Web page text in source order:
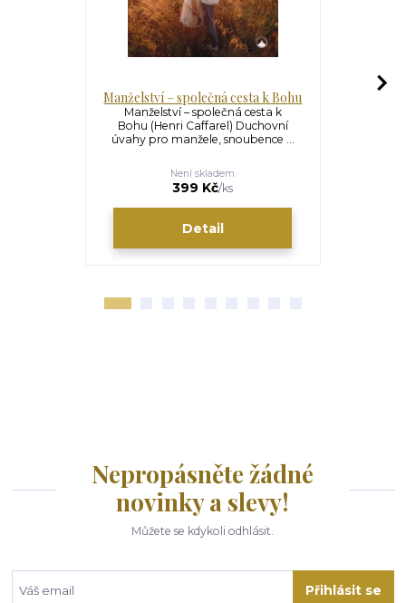
Manželství – společná cesta k Bohu
Manželství – společná cesta k
Bohu (Henri Caffarel) Duchovní
úvahy pro manžele, snoubence ...
399 Kč/ks
Není skladem
Detail
Nepropásněte žádné
novinky a slevy!
Můžete se kdykoli odhlásit.
Přihlásit se